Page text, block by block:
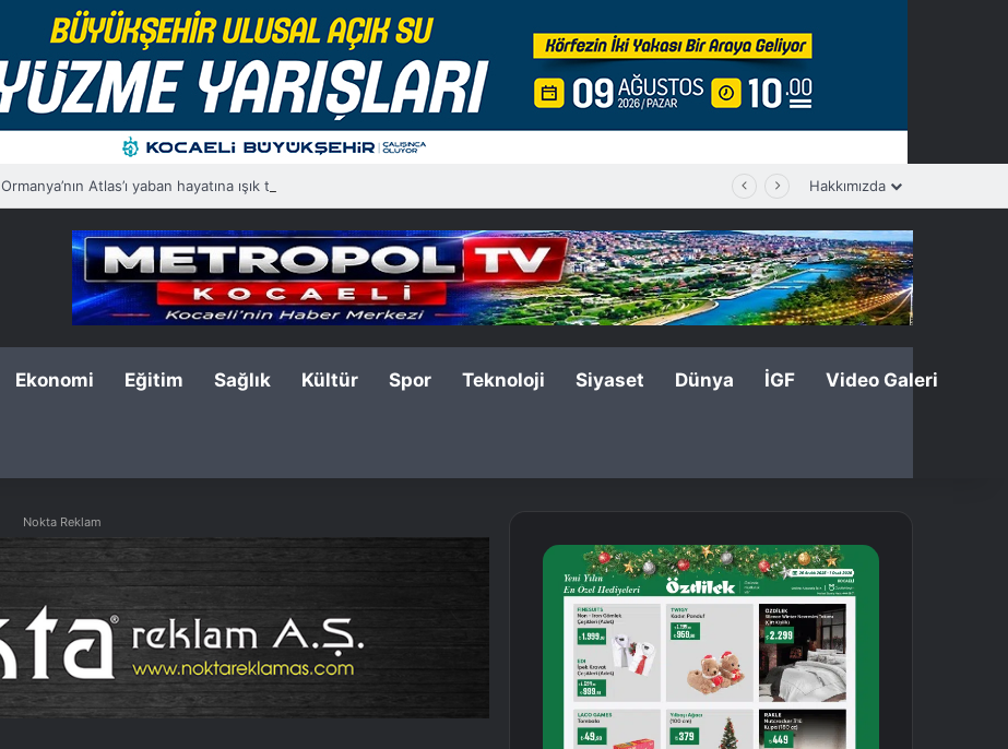
Ormanya’nın Atlas’ı yaban hayatına ışık tutacak Hakkımızda
Ekonomi Eğitim Sağlık Kültür Spor Teknoloji Siyaset Dünya İGF Video Galeri
Nokta Reklam